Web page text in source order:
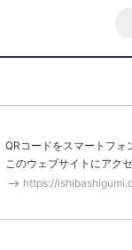
QRコードをスマートフォ
このウェブサイトにアク
https://